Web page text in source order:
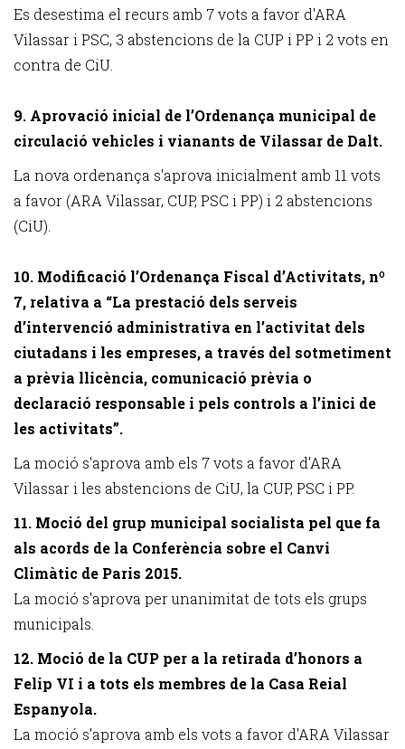
Es desestima el recurs amb 7 vots a favor d'ARA
Vilassar i PSC, 3 abstencions de la CUP i PP i 2 vots en
contra de CiU.
9. Aprovació inicial de l’Ordenança municipal de
circulació vehicles i vianants de Vilassar de Dalt.
La nova ordenança s'aprova inicialment amb 11 vots
a favor (ARA Vilassar, CUP, PSC i PP) i 2 abstencions
(CiU).
10. Modificació l’Ordenança Fiscal d’Activitats, nº
7, relativa a “La prestació dels serveis
d’intervenció administrativa en l’activitat dels
ciutadans i les empreses, a través del sotmetiment
a prèvia llicència, comunicació prèvia o
declaració responsable i pels controls a l’inici de
les activitats”.
La moció s'aprova amb els 7 vots a favor d'ARA
Vilassar i les abstencions de CiU, la CUP, PSC i PP.
11. Moció del grup municipal socialista pel que fa
als acords de la Conferència sobre el Canvi
Climàtic de Paris 2015.
La moció s'aprova per unanimitat de tots els grups
municipals.
12. Moció de la CUP per a la retirada d’honors a
Felip VI i a tots els membres de la Casa Reial
Espanyola.
La moció s'aprova amb els vots a favor d'ARA Vilassar